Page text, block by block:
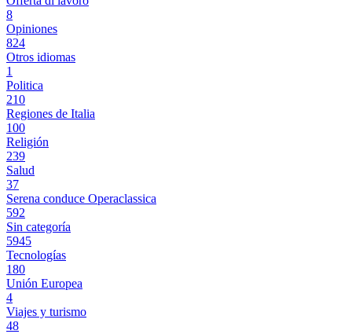
8
Opiniones
824
Otros idiomas
1
Politica
210
Regiones de Italia
100
Religión
239
Salud
37
Serena conduce Operaclassica
592
Sin categoría
5945
Tecnologías
180
Unión Europea
4
Viajes y turismo
48